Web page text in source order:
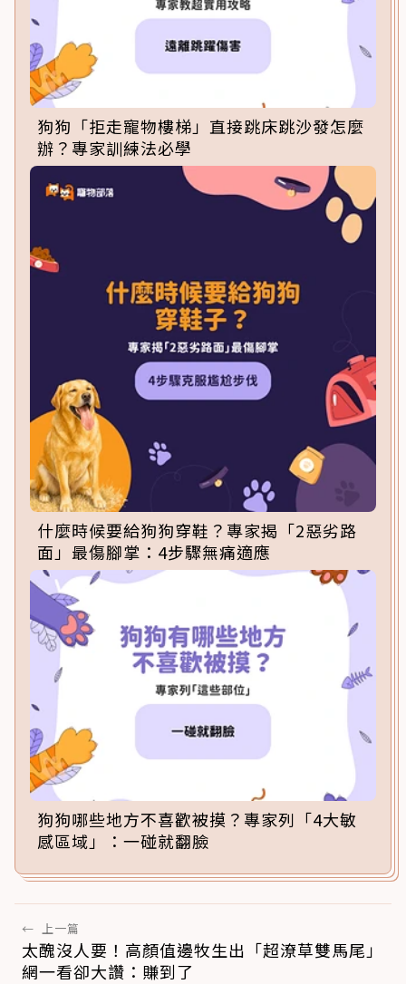
狗狗「拒走寵物樓梯」直接跳床跳沙發怎麼
辦？專家訓練法必學
什麼時候要給狗狗穿鞋？專家揭「2惡劣路
面」最傷腳掌：4步驟無痛適應
狗狗哪些地方不喜歡被摸？專家列「4大敏
感區域」：一碰就翻臉
← 上一篇
太醜沒人要！高顏值邊牧生出「超潦草雙馬尾」
網一看卻大讚：賺到了